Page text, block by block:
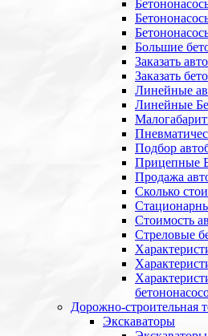
Большие
Заказать
Заказать
Линейные
Линейные
Подбор
Прицепные
Продажа
Сколько
Стоимость
Стреловые
Дорожно-строительная
Экскаваторы